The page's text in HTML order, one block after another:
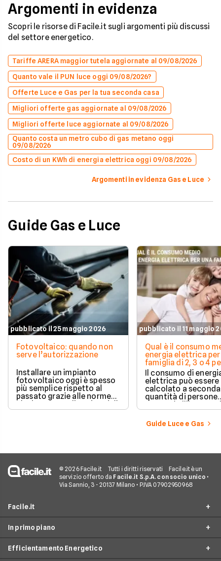
Argomenti in evidenza
Scopri le risorse di Facile.it sugli argomenti più discussi
del settore energetico.
Tariffe ARERA maggior tutela aggiornate al 09/08/2026
Quanto vale il PUN luce oggi 09/08/2026?
Offerte Luce e Gas per la tua seconda casa
Migliori offerte gas aggiornate al 09/08/2026
Migliori offerte luce aggiornate al 09/08/2026
Quanto costa un metro cubo di gas metano oggi
09/08/2026
Costo di un KWh di energia elettrica oggi 09/08/2026
Argomenti in evidenza Gas e Luce
Guide Gas e Luce
pubblicato il 25 maggio 2026
Fotovoltaico: quando non
serve l’autorizzazione
Installare un impianto
fotovoltaico oggi è spesso
più semplice rispetto al
passato grazie alle norme
che hanno ampliato i casi di
edilizia libera.
pubblicato il 11 maggio
Qual è il consumo
energia elettrica per
famiglia di 2, 3 o 4
Il consumo di
elettrica può essere
calcolato a
quantità di persone
presenti all'interno
determinato
numerosi i fattori
influenzano questo
effettuare una
Guide Luce e Gas
© 2026 Facile.it Tutti i diritti riservati
Facile.it è un
servizio offerto da Facile.it S.p.A. con socio unico •
Via Sannio, 3 - 20137 Milano • P.IVA 07902950968
Facile.it
Assicurazioni
Prestiti
In primo piano
Efficientamento Energetico